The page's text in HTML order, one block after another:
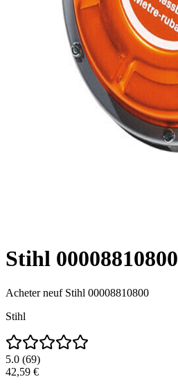
Stihl 00008810800
Acheter neuf Stihl 00008810800
Stihl
5.0 (69)
42,59 €